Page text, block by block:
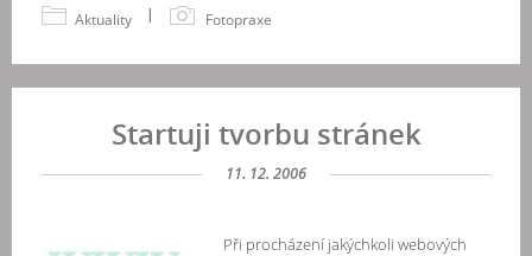
Aktuality | Fotopraxe
Startuji tvorbu stránek
11. 12. 2006
Při procházení jakýchkoli webových